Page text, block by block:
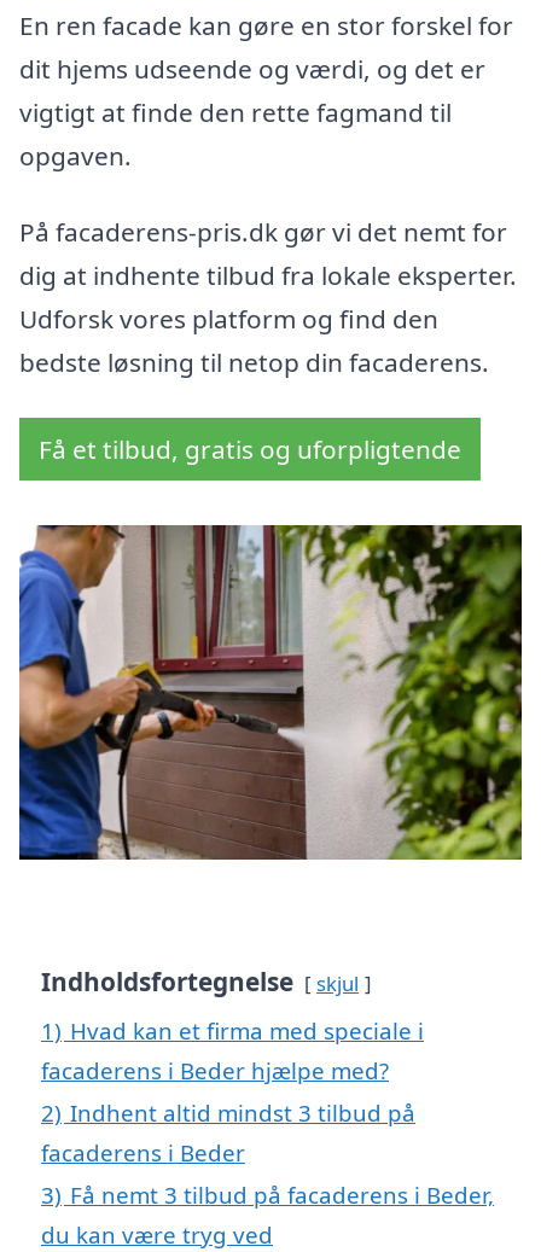
En ren facade kan gøre en stor forskel for
dit hjems udseende og værdi, og det er
vigtigt at finde den rette fagmand til
opgaven.
På facaderens-pris.dk gør vi det nemt for
dig at indhente tilbud fra lokale eksperter.
Udforsk vores platform og find den
bedste løsning til netop din facaderens.
Få et tilbud, gratis og uforpligtende
Indholdsfortegnelse skjul
1) Hvad kan et firma med speciale i
facaderens i Beder hjælpe med?
2) Indhent altid mindst 3 tilbud på
facaderens i Beder
3) Få nemt 3 tilbud på facaderens i Beder,
du kan være tryg ved